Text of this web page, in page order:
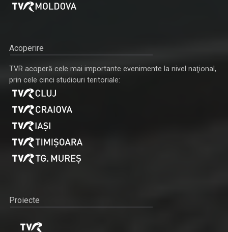
Acoperire
TVR acoperă cele mai importante evenimente la nivel naţional,
prin cele cinci studiouri teritoriale:
Proiecte